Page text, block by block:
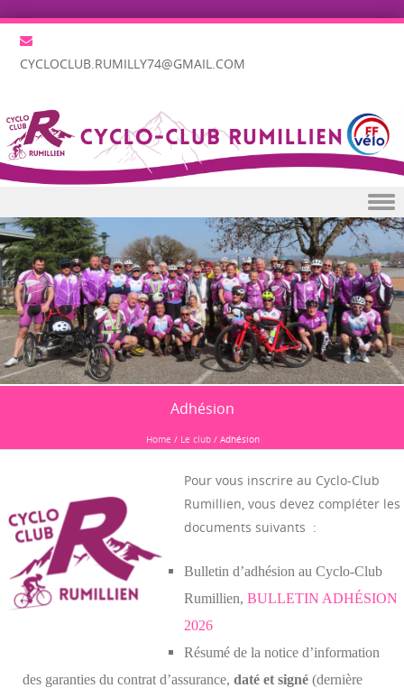
CYCLOCLUB.RUMILLY74@GMAIL.COM
Skip to content
Adhésion
Home / Le club/ Adhésion
Pour vous inscrire au Cyclo-Club
Rumillien, vous devez compléter les
documents suivants :
Bulletin d’adhésion au Cyclo-Club
Rumillien, BULLETIN ADHÉSION
2026
Résumé de la notice d’information
des garanties du contrat d’assurance, daté et signé (dernière